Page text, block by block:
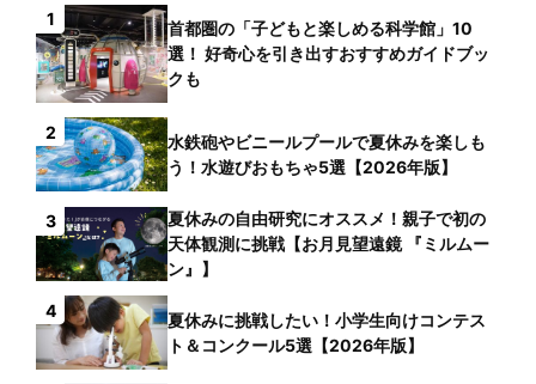
1
首都圏の「子どもと楽しめる科学館」10
選！ 好奇心を引き出すおすすめガイドブッ
クも
2
水鉄砲やビニールプールで夏休みを楽しも
う！水遊びおもちゃ5選【2026年版】
3
夏休みの自由研究にオススメ！親子で初の
天体観測に挑戦【お月見望遠鏡 『ミルムー
ン』】
4
夏休みに挑戦したい！小学生向けコンテス
ト＆コンクール5選【2026年版】